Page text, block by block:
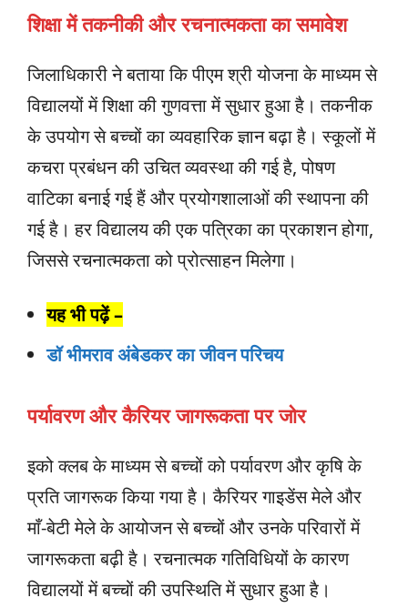
शिक्षा में तकनीकी और रचनात्मकता का समावेश
जिलाधिकारी ने बताया कि पीएम श्री योजना के माध्यम से
विद्यालयों में शिक्षा की गुणवत्ता में सुधार हुआ है। तकनीक
के उपयोग से बच्चों का व्यवहारिक ज्ञान बढ़ा है। स्कूलों में
कचरा प्रबंधन की उचित व्यवस्था की गई है, पोषण
वाटिका बनाई गई हैं और प्रयोगशालाओं की स्थापना की
गई है। हर विद्यालय की एक पत्रिका का प्रकाशन होगा,
जिससे रचनात्मकता को प्रोत्साहन मिलेगा।
यह भी पढ़ें –
डॉ भीमराव अंबेडकर का जीवन परिचय
पर्यावरण और कैरियर जागरूकता पर जोर
इको क्लब के माध्यम से बच्चों को पर्यावरण और कृषि के
प्रति जागरूक किया गया है। कैरियर गाइडेंस मेले और
माँ-बेटी मेले के आयोजन से बच्चों और उनके परिवारों में
जागरूकता बढ़ी है। रचनात्मक गतिविधियों के कारण
विद्यालयों में बच्चों की उपस्थिति में सुधार हुआ है।